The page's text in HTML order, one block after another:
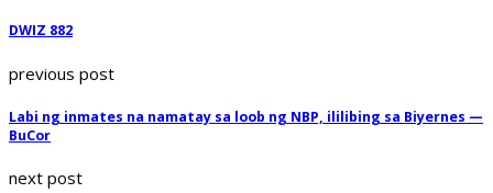
DWIZ 882
previous post
Labi ng inmates na namatay sa loob ng NBP, ililibing sa Biyernes —
BuCor
next post